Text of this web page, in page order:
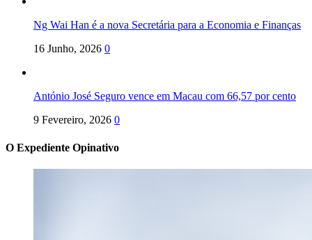
Ng Wai Han é a nova Secretária para a Economia e Finanças
16 Junho, 2026 0
António José Seguro vence em Macau com 66,57 por cento
9 Fevereiro, 2026 0
O Expediente Opinativo